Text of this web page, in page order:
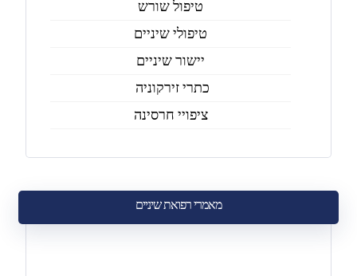
טיפול שורש
טיפולי שיניים
יישור שיניים
כתרי זירקוניה
ציפויי חרסינה
מאמרי רפואת שיניים